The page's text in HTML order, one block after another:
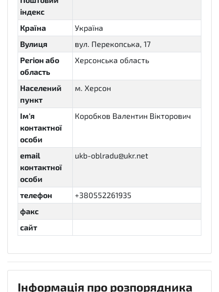
індекс
Країна
Україна
Вулиця
вул. Перекопська, 17
Регіон або
область
Херсонська область
Населений
пункт
м. Херсон
Ім'я
контактної
особи
Коробков Валентин Вікторович
email
контактної
особи
ukb-oblradu@ukr.net
телефон
+380552261935
факс
сайт
Інформація про розпорядника